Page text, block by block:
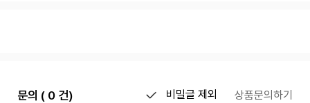
문의 ( 0 건) 비밀글 제외 상품문의하기